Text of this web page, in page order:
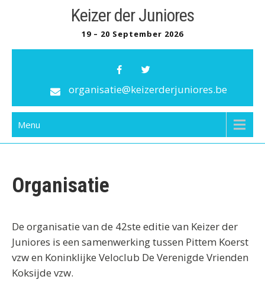
Keizer der Juniores
19 – 20 September 2026
organisatie@keizerderjuniores.be
Menu
Organisatie
De organisatie van de 42ste editie van Keizer der
Juniores is een samenwerking tussen Pittem Koerst
vzw en Koninklijke Veloclub De Verenigde Vrienden
Koksijde vzw.